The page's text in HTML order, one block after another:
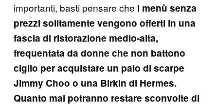
importanti, basti pensare che i menù senza
prezzi solitamente vengono offerti in una
fascia di ristorazione medio-alta,
frequentata da donne che non battono
ciglio per acquistare un paio di scarpe
Jimmy Choo o una Birkin di Hermes.
Quanto mai potranno restare sconvolte di